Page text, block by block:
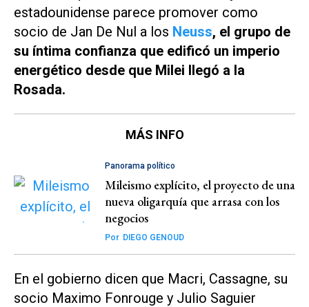
estadounidense parece promover como
socio de Jan De Nul a los Neuss, el grupo de
su íntima confianza que edificó un imperio
energético desde que Milei llegó a la
Rosada.
MÁS INFO
Panorama político
Mileismo explícito, el proyecto de una
nueva oligarquía que arrasa con los
negocios
Por DIEGO GENOUD
En el gobierno dicen que Macri, Cassagne, su
socio Maximo Fonrouge y Julio Saguier